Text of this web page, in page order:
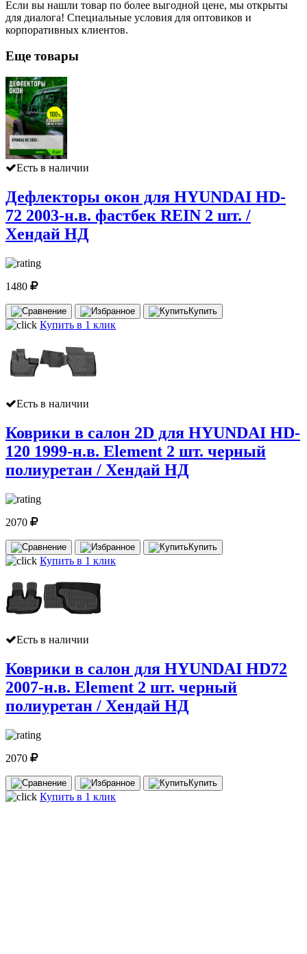
Если вы нашли товар по более выгодной цене, мы открыты
для диалога! Специальные условия для оптовиков и
корпоративных клиентов.
Еще товары
Есть в наличии
Дефлекторы окон для HYUNDAI HD-
72 2003-н.в. фастбек REIN 2 шт. /
Хендай НД
1480
Купить
Купить в 1 клик
Есть в наличии
Коврики в салон 2D для HYUNDAI HD-
120 1999-н.в. Element 2 шт. черный
полиуретан / Хендай НД
2070
Купить
Купить в 1 клик
Есть в наличии
Коврики в салон для HYUNDAI HD72
2007-н.в. Element 2 шт. черный
полиуретан / Хендай НД
2070
Купить
Купить в 1 клик